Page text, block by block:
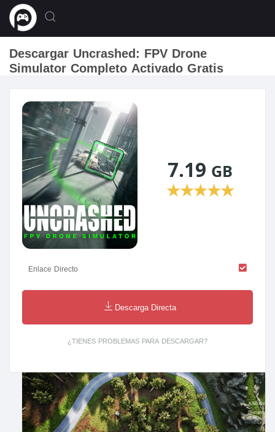
Descargar Uncrashed: FPV Drone
Simulator Completo Activado Gratis
7.19 GB
★★★★★
Enlace Directo
Descarga Directa
¿TIENES PROBLEMAS PARA DESCARGAR?